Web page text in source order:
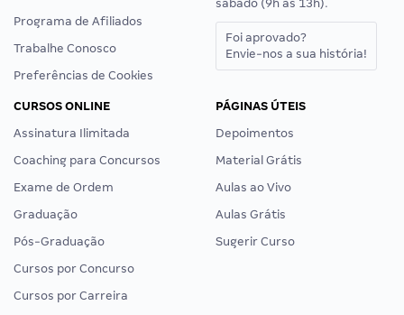
Programa de Afiliados
Trabalhe Conosco
Preferências de Cookies
sábado (9h às 13h).
Foi aprovado?
Envie-nos a sua história!
CURSOS ONLINE
Assinatura Ilimitada
Coaching para Concursos
Exame de Ordem
Graduação
Pós-Graduação
Cursos por Concurso
Cursos por Carreira
PÁGINAS ÚTEIS
Depoimentos
Material Grátis
Aulas ao Vivo
Aulas Grátis
Sugerir Curso